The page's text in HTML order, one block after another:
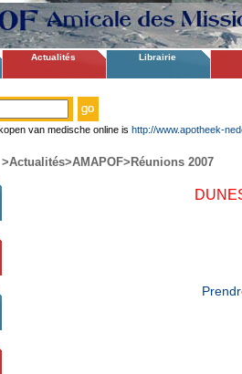
Actualités Librairie
van medische online is http://www.apotheek-
>Actualités>AMAPOF>Réunions 2007